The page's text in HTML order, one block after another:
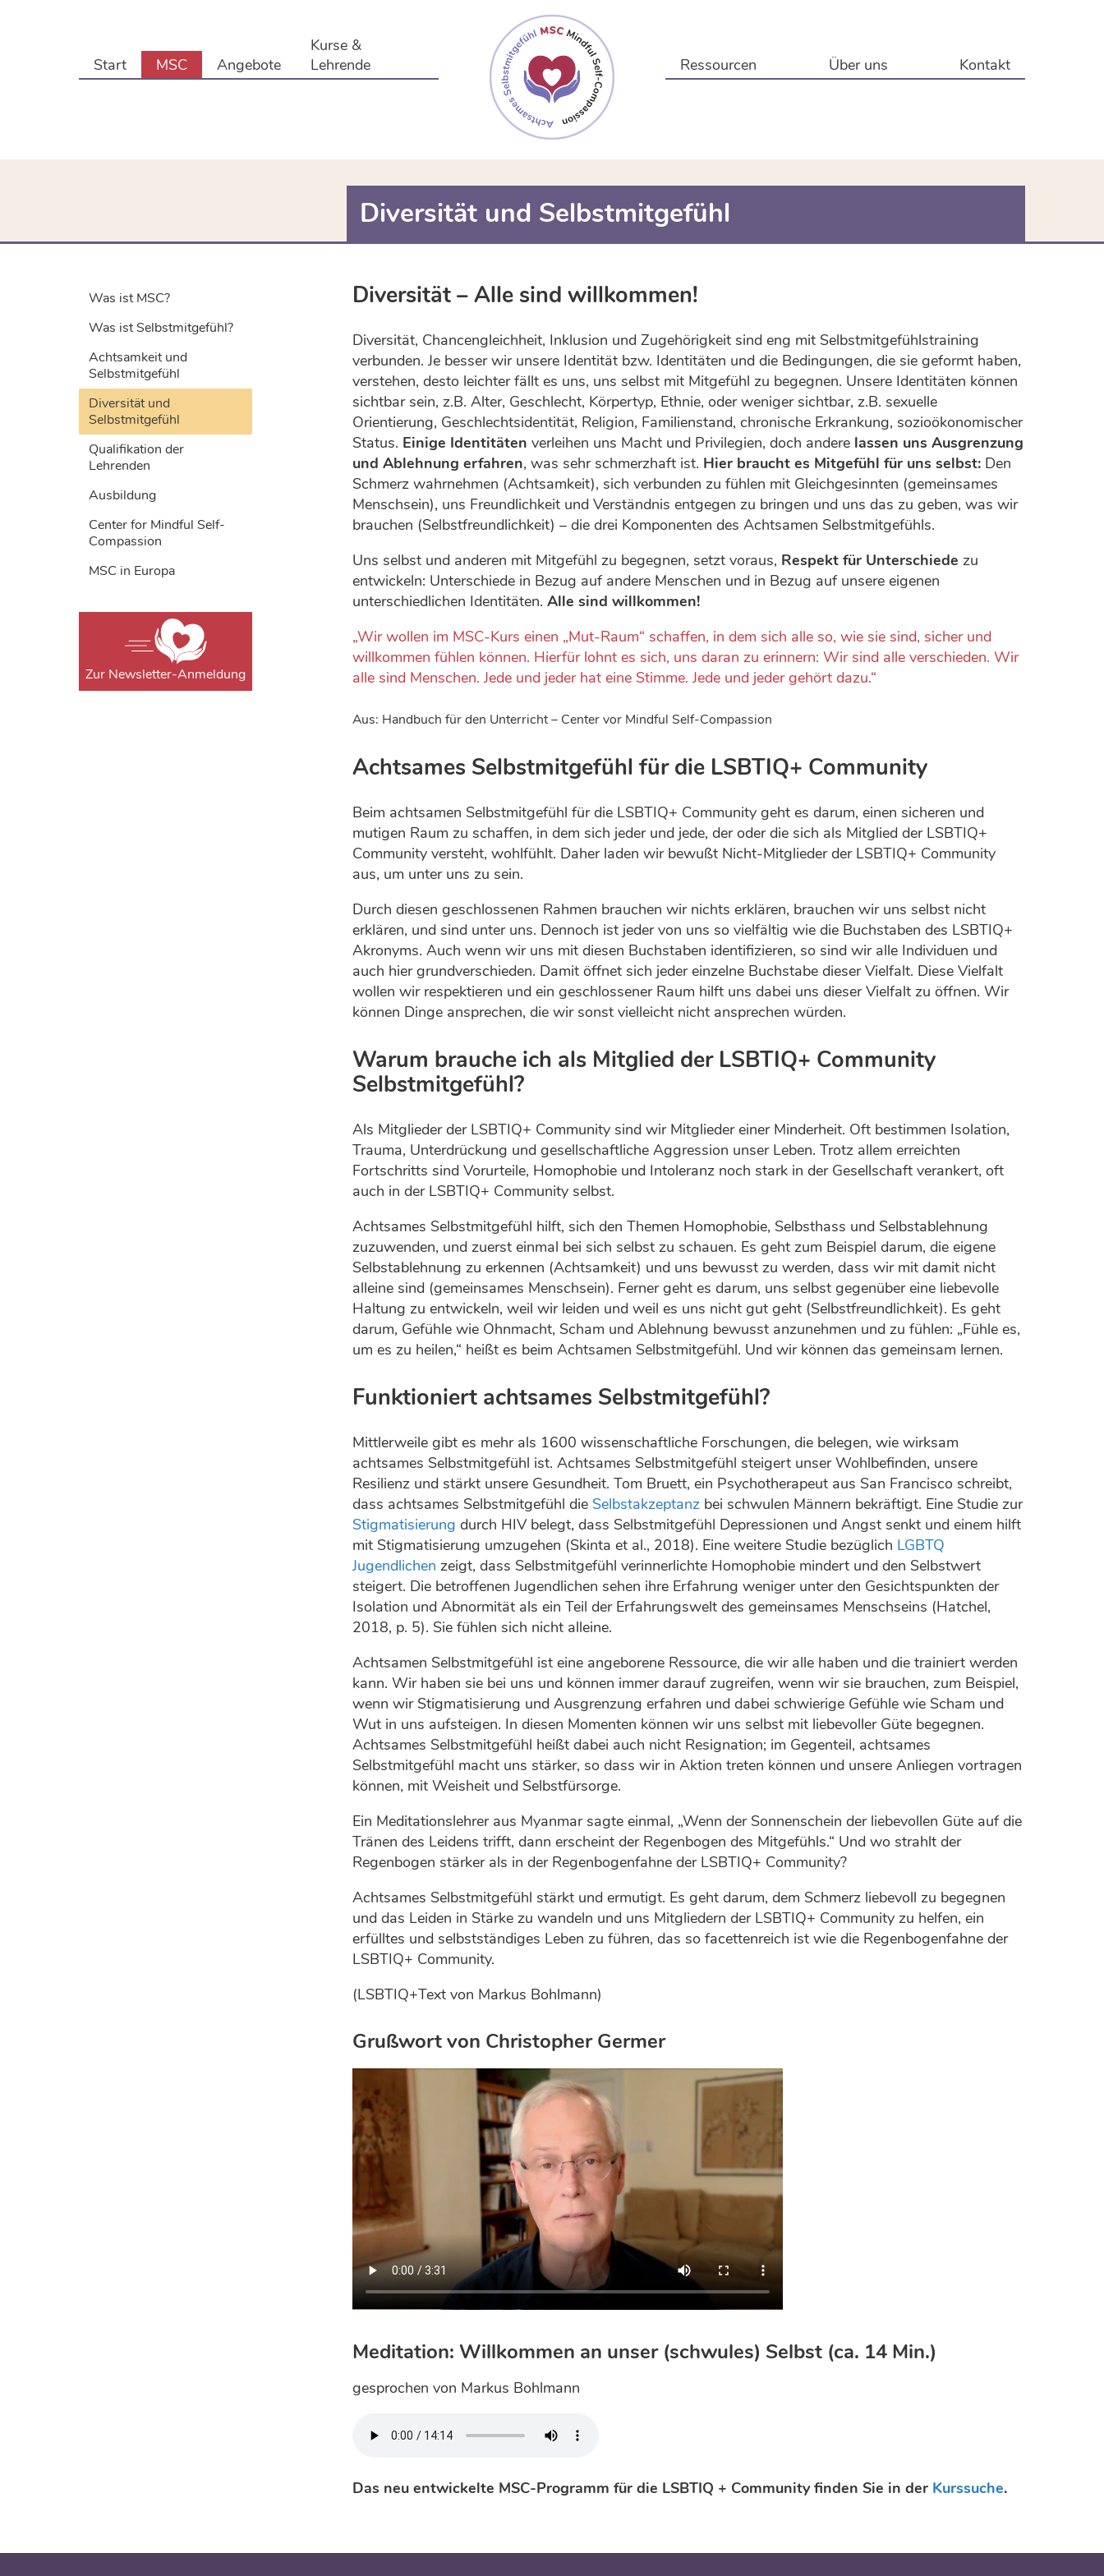
Start MSC Angebote
Kurse &
Lehrende
Ressourcen Über uns Kontakt
Diversität und Selbstmitgefühl
Was ist MSC?
Was ist Selbstmitgefühl?
Achtsamkeit und
Selbstmitgefühl
Diversität und
Selbstmitgefühl
Qualifikation der
Lehrenden
Ausbildung
Center for Mindful Self-
Compassion
MSC in Europa
Zur Newsletter-Anmeldung
Diversität – Alle sind willkommen!
Diversität, Chancengleichheit, Inklusion und Zugehörigkeit sind eng mit Selbstmitgefühlstraining
verbunden. Je besser wir unsere Identität bzw. Identitäten und die Bedingungen, die sie geformt haben,
verstehen, desto leichter fällt es uns, uns selbst mit Mitgefühl zu begegnen. Unsere Identitäten können
sichtbar sein, z.B. Alter, Geschlecht, Körpertyp, Ethnie, oder weniger sichtbar, z.B. sexuelle
Orientierung, Geschlechtsidentität, Religion, Familienstand, chronische Erkrankung, sozioökonomischer
Status. Einige Identitäten verleihen uns Macht und Privilegien, doch andere lassen uns Ausgrenzung
und Ablehnung erfahren, was sehr schmerzhaft ist. Hier braucht es Mitgefühl für uns selbst: Den
Schmerz wahrnehmen (Achtsamkeit), sich verbunden zu fühlen mit Gleichgesinnten (gemeinsames
Menschsein), uns Freundlichkeit und Verständnis entgegen zu bringen und uns das zu geben, was wir
brauchen (Selbstfreundlichkeit) – die drei Komponenten des Achtsamen Selbstmitgefühls.
Uns selbst und anderen mit Mitgefühl zu begegnen, setzt voraus, Respekt für Unterschiede zu
entwickeln: Unterschiede in Bezug auf andere Menschen und in Bezug auf unsere eigenen
unterschiedlichen Identitäten.Alle sind willkommen!
„Wir wollen im MSC-Kurs einen „Mut-Raum“ schaffen, in dem sich alle so, wie sie sind, sicher und
willkommen fühlen können. Hierfür lohnt es sich, uns daran zu erinnern: Wir sind alle verschieden. Wir
alle sind Menschen. Jede und jeder hat eine Stimme. Jede und jeder gehört dazu.“
Aus: Handbuch für den Unterricht – Center vor Mindful Self-Compassion
Achtsames Selbstmitgefühl für die LSBTIQ+ Community
Beim achtsamen Selbstmitgefühl für die LSBTIQ+ Community geht es darum, einen sicheren und
mutigen Raum zu schaffen, in dem sich jeder und jede, der oder die sich als Mitglied der LSBTIQ+
Community versteht, wohlfühlt. Daher laden wir bewußt Nicht-Mitglieder der LSBTIQ+ Community
aus, um unter uns zu sein.
Durch diesen geschlossenen Rahmen brauchen wir nichts erklären, brauchen wir uns selbst nicht
erklären, und sind unter uns. Dennoch ist jeder von uns so vielfältig wie die Buchstaben des LSBTIQ+
Akronyms. Auch wenn wir uns mit diesen Buchstaben identifizieren, so sind wir alle Individuen und
auch hier grundverschieden. Damit öffnet sich jeder einzelne Buchstabe dieser Vielfalt. Diese Vielfalt
wollen wir respektieren und ein geschlossener Raum hilft uns dabei uns dieser Vielfalt zu öffnen. Wir
können Dinge ansprechen, die wir sonst vielleicht nicht ansprechen würden.
Warum brauche ich als Mitglied der LSBTIQ+ Community
Selbstmitgefühl?
Als Mitglieder der LSBTIQ+ Community sind wir Mitglieder einer Minderheit. Oft bestimmen Isolation,
Trauma, Unterdrückung und gesellschaftliche Aggression unser Leben. Trotz allem erreichten
Fortschritts sind Vorurteile, Homophobie und Intoleranz noch stark in der Gesellschaft verankert, oft
auch in der LSBTIQ+ Community selbst.
Achtsames Selbstmitgefühl hilft, sich den Themen Homophobie, Selbsthass und Selbstablehnung
zuzuwenden, und zuerst einmal bei sich selbst zu schauen. Es geht zum Beispiel darum, die eigene
Selbstablehnung zu erkennen (Achtsamkeit) und uns bewusst zu werden, dass wir mit damit nicht
alleine sind (gemeinsames Menschsein). Ferner geht es darum, uns selbst gegenüber eine liebevolle
Haltung zu entwickeln, weil wir leiden und weil es uns nicht gut geht (Selbstfreundlichkeit). Es geht
darum, Gefühle wie Ohnmacht, Scham und Ablehnung bewusst anzunehmen und zu fühlen: „Fühle es,
um es zu heilen,“ heißt es beim Achtsamen Selbstmitgefühl. Und wir können das gemeinsam lernen.
Funktioniert achtsames Selbstmitgefühl?
Mittlerweile gibt es mehr als 1600 wissenschaftliche Forschungen, die belegen, wie wirksam
achtsames Selbstmitgefühl ist. Achtsames Selbstmitgefühl steigert unser Wohlbefinden, unsere
Resilienz und stärkt unsere Gesundheit. Tom Bruett, ein Psychotherapeut aus San Francisco schreibt,
dass achtsames Selbstmitgefühl die Selbstakzeptanz bei schwulen Männern bekräftigt. Eine Studie zur
Stigmatisierung durch HIV belegt, dass Selbstmitgefühl Depressionen und Angst senkt und einem hilft
mit Stigmatisierung umzugehen (Skinta et al., 2018). Eine weitere Studie bezüglich LGBTQ
Jugendlichen zeigt, dass Selbstmitgefühl verinnerlichte Homophobie mindert und den Selbstwert
steigert. Die betroffenen Jugendlichen sehen ihre Erfahrung weniger unter den Gesichtspunkten der
Isolation und Abnormität als ein Teil der Erfahrungswelt des gemeinsames Menschseins (Hatchel,
2018, p. 5). Sie fühlen sich nicht alleine.
Achtsamen Selbstmitgefühl ist eine angeborene Ressource, die wir alle haben und die trainiert werden
kann. Wir haben sie bei uns und können immer darauf zugreifen, wenn wir sie brauchen, zum Beispiel,
wenn wir Stigmatisierung und Ausgrenzung erfahren und dabei schwierige Gefühle wie Scham und
Wut in uns aufsteigen. In diesen Momenten können wir uns selbst mit liebevoller Güte begegnen.
Achtsames Selbstmitgefühl heißt dabei auch nicht Resignation; im Gegenteil, achtsames
Selbstmitgefühl macht uns stärker, so dass wir in Aktion treten können und unsere Anliegen vortragen
können, mit Weisheit und Selbstfürsorge.
Ein Meditationslehrer aus Myanmar sagte einmal, „Wenn der Sonnenschein der liebevollen Güte auf die
Tränen des Leidens trifft, dann erscheint der Regenbogen des Mitgefühls.“ Und wo strahlt der
Regenbogen stärker als in der Regenbogenfahne der LSBTIQ+ Community?
Achtsames Selbstmitgefühl stärkt und ermutigt. Es geht darum, dem Schmerz liebevoll zu begegnen
und das Leiden in Stärke zu wandeln und uns Mitgliedern der LSBTIQ+ Community zu helfen, ein
erfülltes und selbstständiges Leben zu führen, das so facettenreich ist wie die Regenbogenfahne der
LSBTIQ+ Community.
(LSBTIQ+Text von Markus Bohlmann)
Grußwort von Christopher Germer
Meditation: Willkommen an unser (schwules) Selbst (ca. 14 Min.)
gesprochen von Markus Bohlmann
Das neu entwickelte MSC-Programm für die LSBTIQ + Community finden Sie in der Kurssuche.